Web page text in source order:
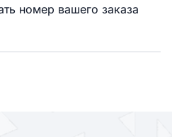
номер вашего заказа